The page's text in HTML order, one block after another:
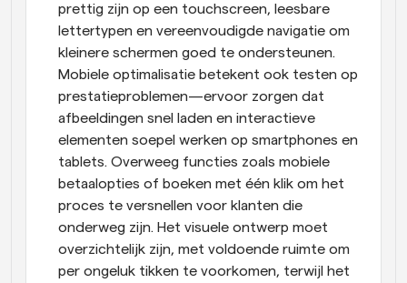
prettig zijn op een touchscreen, leesbare
lettertypen en vereenvoudigde navigatie om
kleinere schermen goed te ondersteunen.
Mobiele optimalisatie betekent ook testen op
prestatieproblemen—ervoor zorgen dat
afbeeldingen snel laden en interactieve
elementen soepel werken op smartphones en
tablets. Overweeg functies zoals mobiele
betaalopties of boeken met één klik om het
proces te versnellen voor klanten die
onderweg zijn. Het visuele ontwerp moet
overzichtelijk zijn, met voldoende ruimte om
per ongeluk tikken te voorkomen, terwijl het